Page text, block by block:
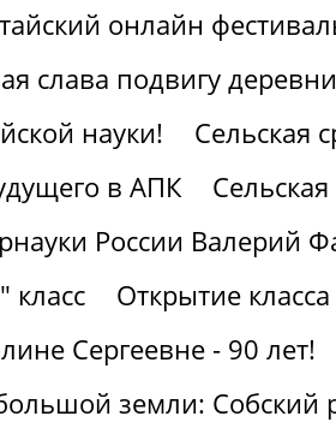
онлайн
слава подвигу
науки!
Сельская
в АПК
России Валерий
Открытие
Сергеевне - 90 лет!
земли: Собский